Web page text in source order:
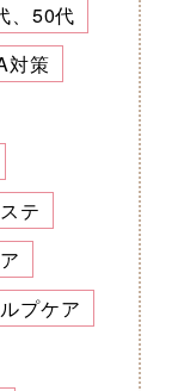
、50代
対策
テ
プケア